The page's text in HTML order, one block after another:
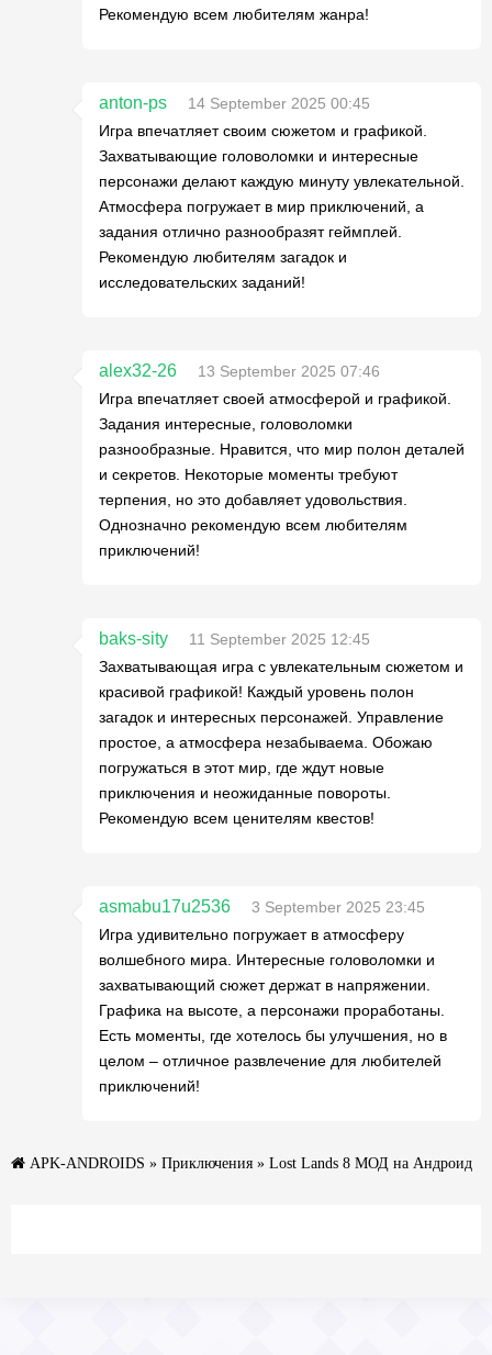
Рекомендую всем любителям жанра!
anton-ps
14 September 2025 00:45
Игра впечатляет своим сюжетом и графикой.
Захватывающие головоломки и интересные
персонажи делают каждую минуту увлекательной.
Атмосфера погружает в мир приключений, а
задания отлично разнообразят геймплей.
Рекомендую любителям загадок и
исследовательских заданий!
alex32-26
13 September 2025 07:46
Игра впечатляет своей атмосферой и графикой.
Задания интересные, головоломки
разнообразные. Нравится, что мир полон деталей
и секретов. Некоторые моменты требуют
терпения, но это добавляет удовольствия.
Однозначно рекомендую всем любителям
приключений!
baks-sity
11 September 2025 12:45
Захватывающая игра с увлекательным сюжетом и
красивой графикой! Каждый уровень полон
загадок и интересных персонажей. Управление
простое, а атмосфера незабываема. Обожаю
погружаться в этот мир, где ждут новые
приключения и неожиданные повороты.
Рекомендую всем ценителям квестов!
asmabu17u2536
3 September 2025 23:45
Игра удивительно погружает в атмосферу
волшебного мира. Интересные головоломки и
захватывающий сюжет держат в напряжении.
Графика на высоте, а персонажи проработаны.
Есть моменты, где хотелось бы улучшения, но в
целом – отличное развлечение для любителей
приключений!
APK-ANDROIDS » Приключения » Lost Lands 8 МОД на Андроид